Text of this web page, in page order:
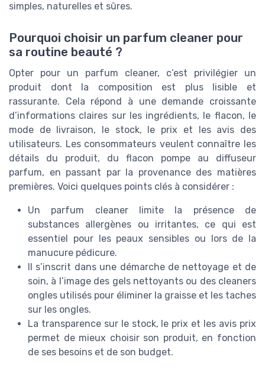
simples, naturelles et sûres.
Pourquoi choisir un parfum cleaner pour
sa routine beauté ?
Opter pour un parfum cleaner, c’est privilégier un
produit dont la composition est plus lisible et
rassurante. Cela répond à une demande croissante
d’informations claires sur les ingrédients, le flacon, le
mode de livraison, le stock, le prix et les avis des
utilisateurs. Les consommateurs veulent connaître les
détails du produit, du flacon pompe au diffuseur
parfum, en passant par la provenance des matières
premières. Voici quelques points clés à considérer :
Un parfum cleaner limite la présence de
substances allergènes ou irritantes, ce qui est
essentiel pour les peaux sensibles ou lors de la
manucure pédicure.
Il s’inscrit dans une démarche de nettoyage et de
soin, à l’image des gels nettoyants ou des cleaners
ongles utilisés pour éliminer la graisse et les taches
sur les ongles.
La transparence sur le stock, le prix et les avis prix
permet de mieux choisir son produit, en fonction
de ses besoins et de son budget.